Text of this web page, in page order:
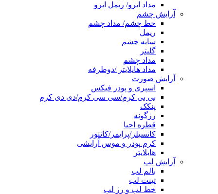
مداد ابرو/ ریمل ابرو
آرایش چشم
خط چشم/ مداد چشم
ریمل
سایه چشم
گلیتر
مداد چشم
مداد هایلایتر /دوطرفه
آرایش صورت
اسپری و پودر فیکس
بی بی کرم/سی سی کرم/دی دی کرم
پنکک
رژگونه
قطره احیا
کانسیلر/پرایمر/کانتور
کرم پودر و موس آرایشی
هایلایتر
آرایش لب
بالم لب
تینت لب
خط لب و رژ لب